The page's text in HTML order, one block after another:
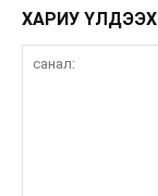
ХАРИУ ҮЛДЭЭХ